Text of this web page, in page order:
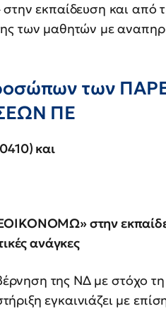
εκπαίδευση και από
των μαθητών με
των
ΠΕ
και
στην
ανάγκες
της ΝΔ με στόχο
εγκαινιάζει με